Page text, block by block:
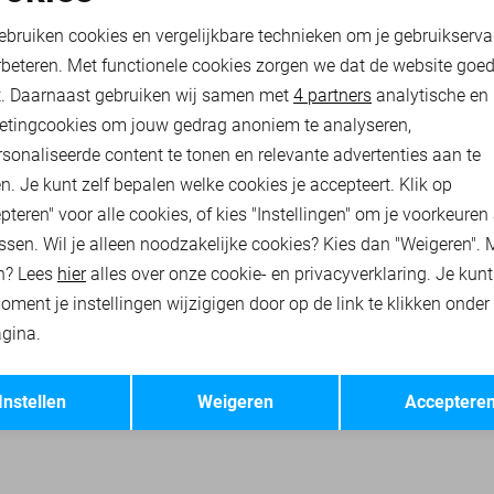
32,00 39,99
JACK & JONES ACCESSOIRES JACK & JONES OVERHEMDEN
cookies
cookies Marketing cookies
Terug Opslaan
cookies en vergelijkbare technieken om je
Met functionele cookies zorgen we dat de website goed
Daarnaast gebruiken wij samen met 4 partners analytische en
om jouw gedrag anoniem te analyseren,
content te tonen en relevante advertenties aan te
Je kunt zelf bepalen welke cookies je accepteert. Klik op
voor alle cookies, of kies "Instellingen" om je voorkeuren
Wil je alleen noodzakelijke cookies? Kies dan "Weigeren".
Lees hieralles over onze cookie- en privacyverklaring. Je
je instellingen wijzigigen door op de link te klikken onder
Weigeren